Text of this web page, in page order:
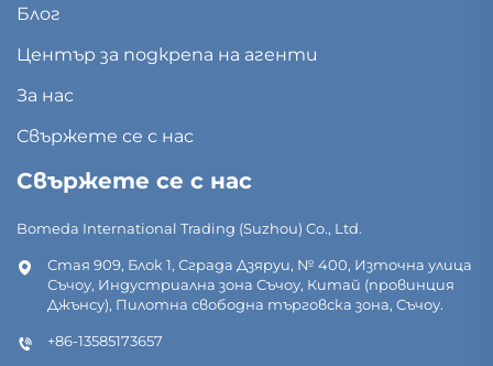
Блог
Център за подкрепа на агенти
За нас
Свържете се с нас
Свържете се с нас
Bomeda International Trading (Suzhou) Co., Ltd.
Стая 909, Блок 1, Сграда Дзяруи, № 400, Източна улица
Съчоу, Индустриална зона Съчоу, Китай (провинция
Джънсу), Пилотна свободна търговска зона, Съчоу.
+86-13585173657